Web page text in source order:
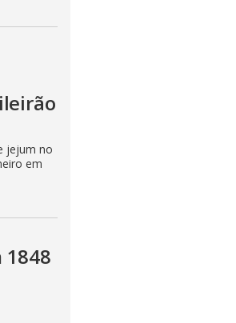
jejum no
em
1848